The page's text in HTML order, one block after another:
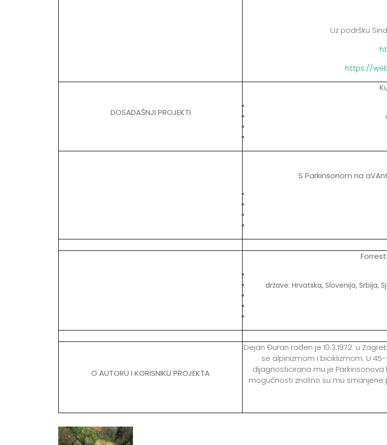
Uz podršku
https://
DOSADAŠNJI PROJEKTI
S Parkinsonom na
države: Hrvatska, Slovenija, Srbija,
O AUTORU I KORISNIKU PROJEKTA
Dejan Đuran rođen je 10.3.1972. u
se alpinizmom i biciklizmom. U
dijagnosticirana mu je
mogućnosti znatno su mu smanjene